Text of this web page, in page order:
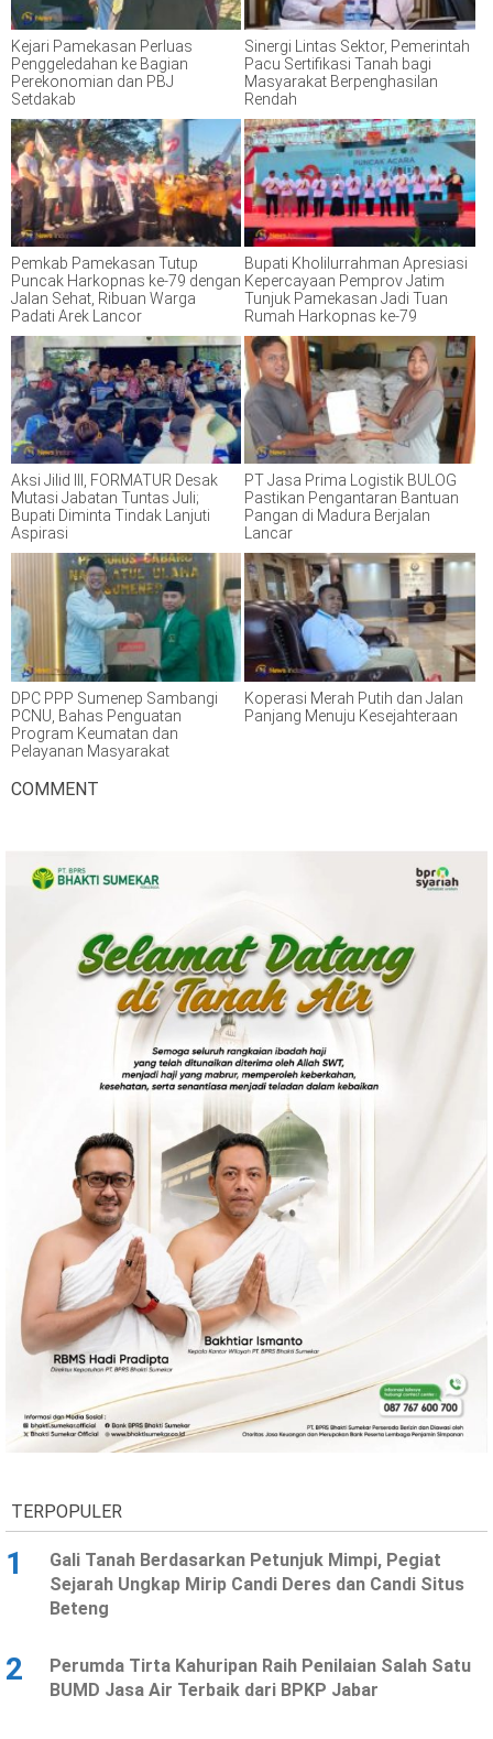
Kejari Pamekasan Perluas
Penggeledahan ke Bagian
Perekonomian dan PBJ
Setdakab
Sinergi Lintas Sektor, Pemerintah
Pacu Sertifikasi Tanah bagi
Masyarakat Berpenghasilan
Rendah
Pemkab Pamekasan Tutup
Puncak Harkopnas ke-79 dengan
Jalan Sehat, Ribuan Warga
Padati Arek Lancor
Bupati Kholilurrahman Apresiasi
Kepercayaan Pemprov Jatim
Tunjuk Pamekasan Jadi Tuan
Rumah Harkopnas ke-79
Aksi Jilid III, FORMATUR Desak
Mutasi Jabatan Tuntas Juli;
Bupati Diminta Tindak Lanjuti
Aspirasi
PT Jasa Prima Logistik BULOG
Pastikan Pengantaran Bantuan
Pangan di Madura Berjalan
Lancar
DPC PPP Sumenep Sambangi
PCNU, Bahas Penguatan
Program Keumatan dan
Pelayanan Masyarakat
Koperasi Merah Putih dan Jalan
Panjang Menuju Kesejahteraan
COMMENT
TERPOPULER
1
Gali Tanah Berdasarkan Petunjuk Mimpi, Pegiat
Sejarah Ungkap Mirip Candi Deres dan Candi Situs
Beteng
2
Perumda Tirta Kahuripan Raih Penilaian Salah Satu
BUMD Jasa Air Terbaik dari BPKP Jabar